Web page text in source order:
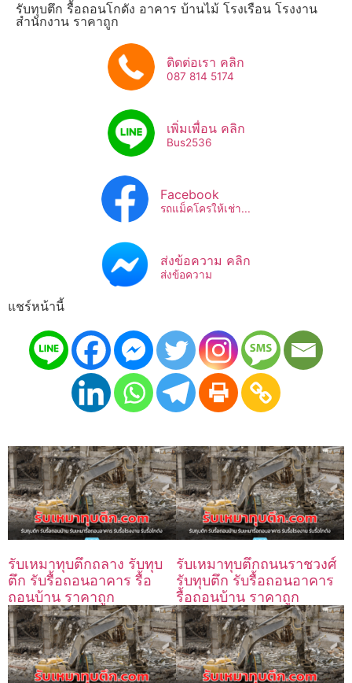
รับทุบตึก รื้อถอนโกดัง อาคาร บ้านไม้ โรงเรือน โรงงาน
สำนักงาน ราคาถูก
ติดต่อเรา คลิก
087 814 5174
เพิ่มเพื่อน คลิก
Bus2536​
Facebook
รถแม็คโครให้เช่า...
ส่งข้อความ คลิก
ส่งข้อความ
แชร์หน้านี้
รับเหมาทุบตึกถลาง รับทุบ
ตึก รับรื้อถอนอาคาร รื้อ
ถอนบ้าน ราคาถูก
รับเหมาทุบตึกถนนราชวงศ์
รับทุบตึก รับรื้อถอนอาคาร
รื้อถอนบ้าน ราคาถูก